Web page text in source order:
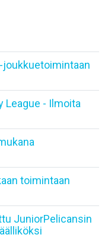
joukkuetoimintaan
League - Ilmoita
toimintaan
JuniorPelicansin